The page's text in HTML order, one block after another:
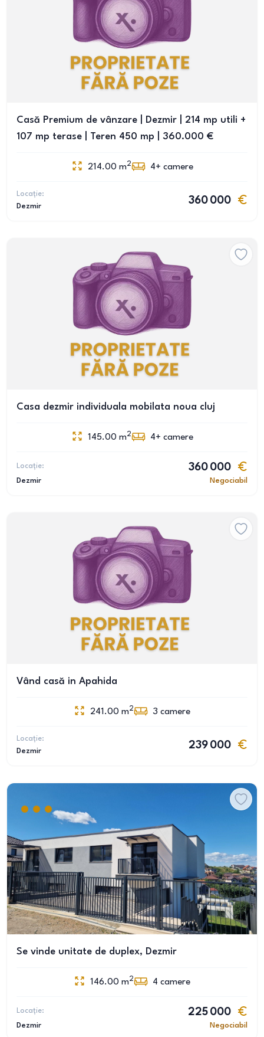
Casă Premium de vânzare | Dezmir | 214 mp utili +
107 mp terase | Teren 450 mp | 360.000 €
214.00 m2 4+ camere
Locație:
Dezmir
360 000
Casa dezmir individuala mobilata noua cluj
145.00 m2 4+ camere
Locație:
Dezmir
360 000
Negociabil
Vând casă in Apahida
241.00 m2 3 camere
Locație:
Dezmir
239 000
Se vinde unitate de duplex, Dezmir
146.00 m2 4 camere
Locație:
Dezmir
225 000
Negociabil